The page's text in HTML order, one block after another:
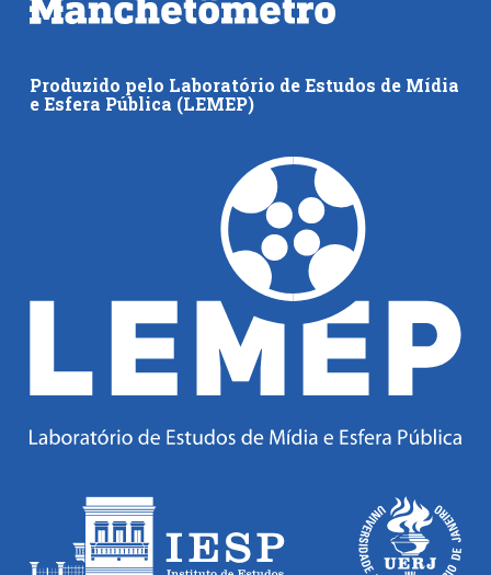
Produzido pelo Laboratório de Estudos de Mídia
e Esfera Pública (LEMEP)